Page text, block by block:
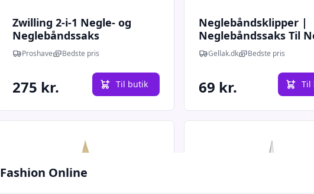
Zwilling 2-i-1 Negle- og
Neglebåndssaks
Proshave Bedste pris
275 kr. Til butik
Neglebåndsklipper |
Neglebåndssaks Til
Gellak.dk Bedste pris
69 kr. Til
Fashion Online